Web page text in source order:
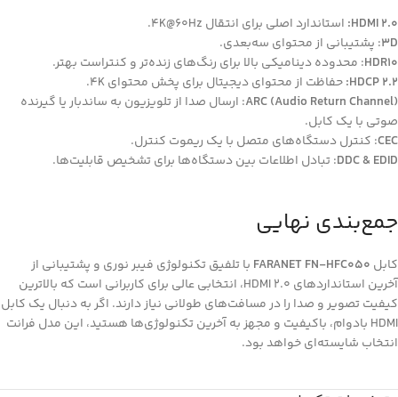
HDMI 2.0: استاندارد اصلی برای انتقال 4K@60Hz.
3D: پشتیبانی از محتوای سه‌بعدی.
HDR10: محدوده دینامیکی بالا برای رنگ‌های زنده‌تر و کنتراست بهتر.
HDCP 2.2: حفاظت از محتوای دیجیتال برای پخش محتوای 4K.
ARC (Audio Return Channel): ارسال صدا از تلویزیون به ساندبار یا گیرنده
صوتی با یک کابل.
CEC: کنترل دستگاه‌های متصل با یک ریموت کنترل.
DDC & EDID: تبادل اطلاعات بین دستگاه‌ها برای تشخیص قابلیت‌ها.
جمع‌بندی نهایی
کابل FARANET FN-HFC050 با تلفیق تکنولوژی فیبر نوری و پشتیبانی از
آخرین استانداردهای HDMI 2.0، انتخابی عالی برای کاربرانی است که بالاترین
کیفیت تصویر و صدا را در مسافت‌های طولانی نیاز دارند. اگر به دنبال یک کابل
HDMI بادوام، باکیفیت و مجهز به آخرین تکنولوژی‌ها هستید، این مدل فرانت
انتخاب شایسته‌ای خواهد بود.